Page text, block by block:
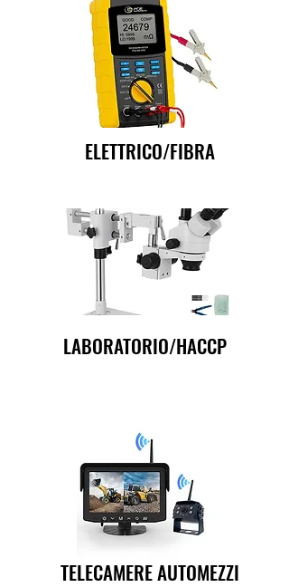
ELETTRICO/FIBRA
LABORATORIO/HACCP
TELECAMERE AUTOMEZZI